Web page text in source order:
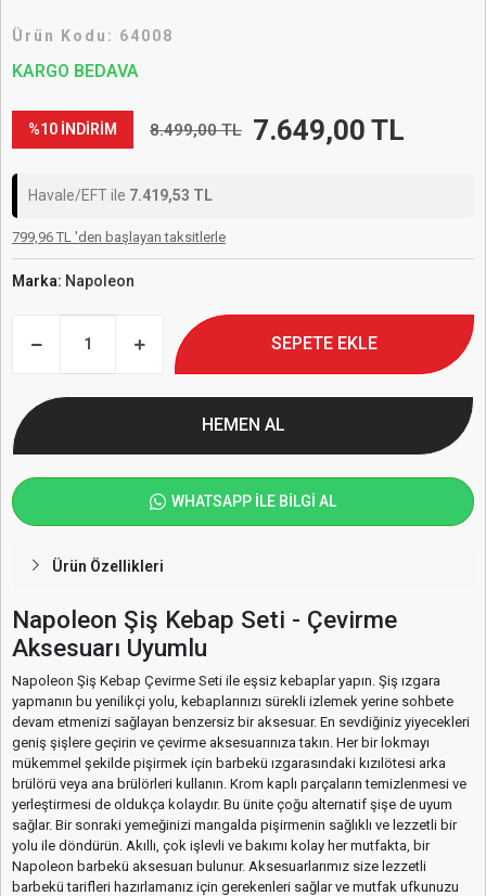
Ürün Kodu: 64008
KARGO BEDAVA
%10 İNDİRİM 8.499,00 TL 7.649,00 TL
Havale/EFT ile 7.419,53 TL
799,96 TL 'den başlayan taksitlerle
Marka: Napoleon
SEPETE EKLE
HEMEN AL
WHATSAPP İLE BİLGİ AL
Ürün Özellikleri
Napoleon Şiş Kebap Seti - Çevirme
Aksesuarı Uyumlu
Napoleon Şiş Kebap Çevirme Seti ile eşsiz kebaplar yapın. Şiş ızgara
yapmanın bu yenilikçi yolu, kebaplarınızı sürekli izlemek yerine sohbete
devam etmenizi sağlayan benzersiz bir aksesuar. En sevdiğiniz yiyecekleri
geniş şişlere geçirin ve çevirme aksesuarınıza takın. Her bir lokmayı
mükemmel şekilde pişirmek için barbekü ızgarasındaki kızılötesi arka
brülörü veya ana brülörleri kullanın. Krom kaplı parçaların temizlenmesi ve
yerleştirmesi de oldukça kolaydır. Bu ünite çoğu alternatif şişe de uyum
sağlar. Bir sonraki yemeğinizi mangalda pişirmenin sağlıklı ve lezzetli bir
yolu ile döndürün. Akıllı, çok işlevli ve bakımı kolay her mutfakta, bir
Napoleon barbekü aksesuarı bulunur. Aksesuarlarımız size lezzetli
barbekü tarifleri hazırlamanız için gerekenleri sağlar ve mutfak ufkunuzu